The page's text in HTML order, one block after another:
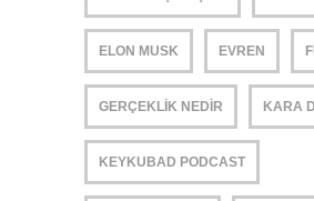
ELON MUSK EVREN
GERÇEKLIK NEDIR KARA
KEYKUBAD PODCAST